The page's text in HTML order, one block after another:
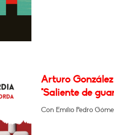
Arturo
"Saliente de
Con Emilio Pedro